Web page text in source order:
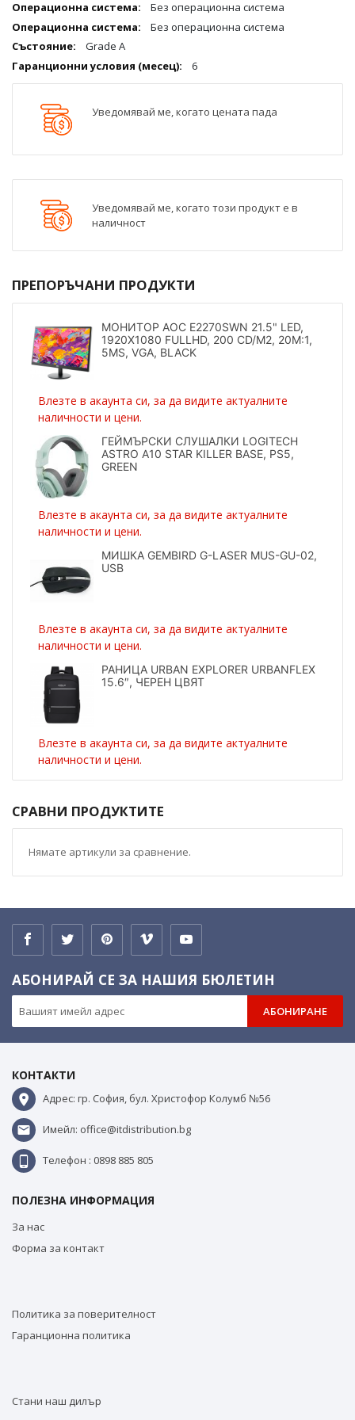
Без операционна система
Без операционна система
Grade A
6
Уведомявай ме, когато цената пада
Уведомявай ме, когато този продукт е в
наличност
ПРЕПОРЪЧАНИ ПРОДУКТИ
МОНИТОР AOC E2270SWN 21.5" LED,
1920X1080 FULLHD, 200 CD/M2, 20M:1,
5MS, VGA, BLACK
Влезте в акаунта си, за да видите актуалните
наличности и цени.
ГЕЙМЪРСКИ СЛУШАЛКИ LOGITECH
ASTRO A10 STAR KILLER BASE, PS5,
GREEN
Влезте в акаунта си, за да видите актуалните
наличности и цени.
МИШКА GEMBIRD G-LASER MUS-GU-02,
USB
Влезте в акаунта си, за да видите актуалните
наличности и цени.
РАНИЦА URBAN EXPLORER URBANFLEX
15.6″, ЧЕРЕН ЦВЯТ
Влезте в акаунта си, за да видите актуалните
наличности и цени.
СРАВНИ ПРОДУКТИТЕ
Нямате артикули за сравнение.
АБОНИРАЙ СЕ ЗА НАШИЯ БЮЛЕТИН
АБОНИРАНЕ
КОНТАКТИ
Адрес: гр. София, бул. Христофор Колумб №56
Имейл: office@itdistribution.bg
Телефон : 0898 885 805
ПОЛЕЗНА ИНФОРМАЦИЯ
За нас
Форма за контакт
Политика за поверителност
Гаранционна политика
Стани наш дилър